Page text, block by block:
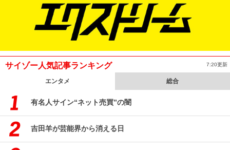
サイゾー人気記事ランキング 7:20更新
エンタメ 総合
有名人サイン“ネット売買”の闇
吉田羊が芸能界から消える日